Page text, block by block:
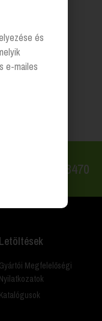
20 223 8470
Letöltések
Gyártói Megfelelőségi
Nyilatkozatok
Katalógusok
és
e-mailes